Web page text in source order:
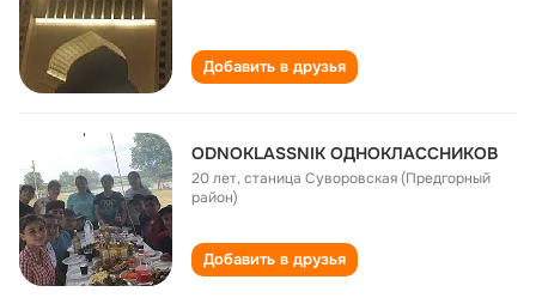
Добавить в друзья
ODNOKLASSNIK ОДНОКЛАССНИКОВ
20 лет,станица Суворовская (Предгорный
район)
Добавить в друзья